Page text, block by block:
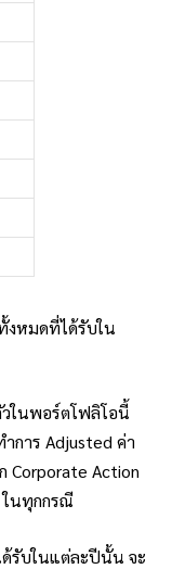
งหมดที่ได้รับใน
ในพอร์ตโฟลิโอนี้
การ Adjusted ค่า
Corporate Action
นทุกกรณี
รับในแต่ละปีนั้น จะ